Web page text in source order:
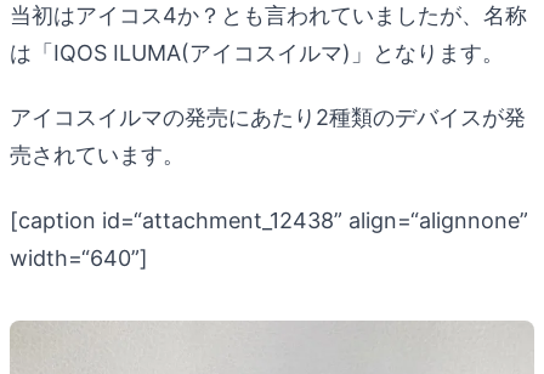
当初はアイコス4か？とも言われていましたが、名称
は「IQOS ILUMA(アイコスイルマ)」となります。
アイコスイルマの発売にあたり2種類のデバイスが発
売されています。
[caption id=“attachment_12438” align=“alignnone”
width=“640”]